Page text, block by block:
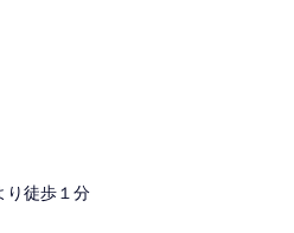
り徒歩１分